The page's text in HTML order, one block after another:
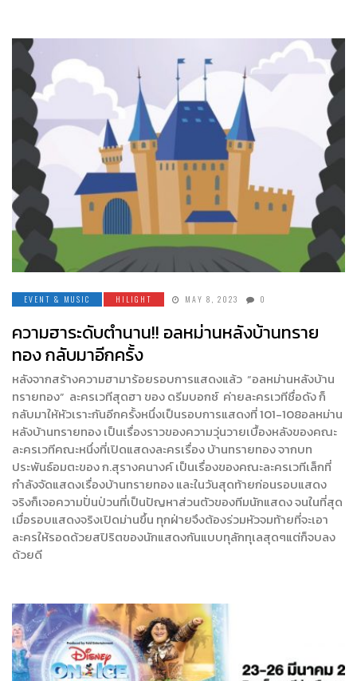
EVENT & MUSIC HILIGHT MAY 8, 2023 0
ความฮาระดับตำนาน!! อลหม่านหลังบ้านทราย
ทอง กลับมาอีกครั้ง
หลังจากสร้างความฮามาร้อยรอบการแสดงแล้ว “อลหม่านหลังบ้าน
ทรายทอง” ละครเวทีสุดฮา ของ ดรีมบอกซ์ ค่ายละครเวทีชื่อดัง ก็
กลับมาให้หัวเราะกันอีกครั้งหนึ่งเป็นรอบการแสดงที่ 101-108อลหม่าน
หลังบ้านทรายทอง เป็นเรื่องราวของความวุ่นวายเบื้องหลังของคณะ
ละครเวทีคณะหนึ่งที่เปิดแสดงละครเรื่อง บ้านทรายทอง จากบท
ประพันธ์อมตะของ ก.สุรางคนางค์ เป็นเรื่องของคณะละครเวทีเล็กที่
กำลังจัดแสดงเรื่องบ้านทรายทอง และในวันสุดท้ายก่อนรอบแสดง
จริงก็เจอความปั่นป่วนที่เป็นปัญหาส่วนตัวของทีมนักแสดง จนในที่สุด
เมื่อรอบแสดงจริงเปิดม่านขึ้น ทุกฝ่ายจึงต้องร่วมหัวจมท้ายที่จะเอา
ละครให้รอดด้วยสปิริตของนักแสดงกันแบบทุลักทุเลสุดๆแต่ก็จบลง
ด้วยดี